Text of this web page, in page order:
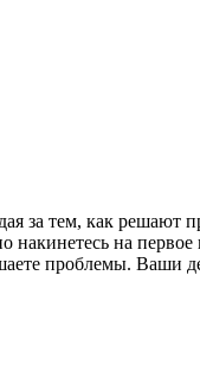
за тем, как
на
проблемы. Ваши